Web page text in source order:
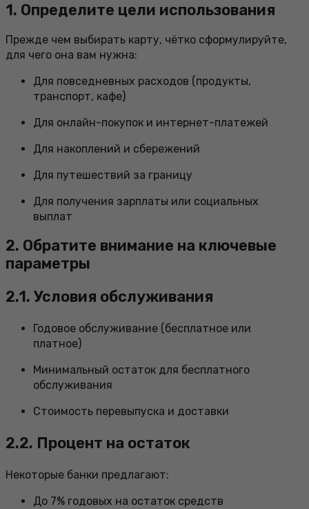
1. Определите цели использования
Прежде чем выбирать карту, чётко сформулируйте,
для чего она вам нужна:
Для повседневных расходов (продукты,
транспорт, кафе)
Для онлайн-покупок и интернет-платежей
Для накоплений и сбережений
Для путешествий за границу
Для получения зарплаты или социальных
выплат
2. Обратите внимание на ключевые
параметры
2.1. Условия обслуживания
Годовое обслуживание (бесплатное или
платное)
Минимальный остаток для бесплатного
обслуживания
Стоимость перевыпуска и доставки
2.2. Процент на остаток
Некоторые банки предлагают:
До 7% годовых на остаток средств